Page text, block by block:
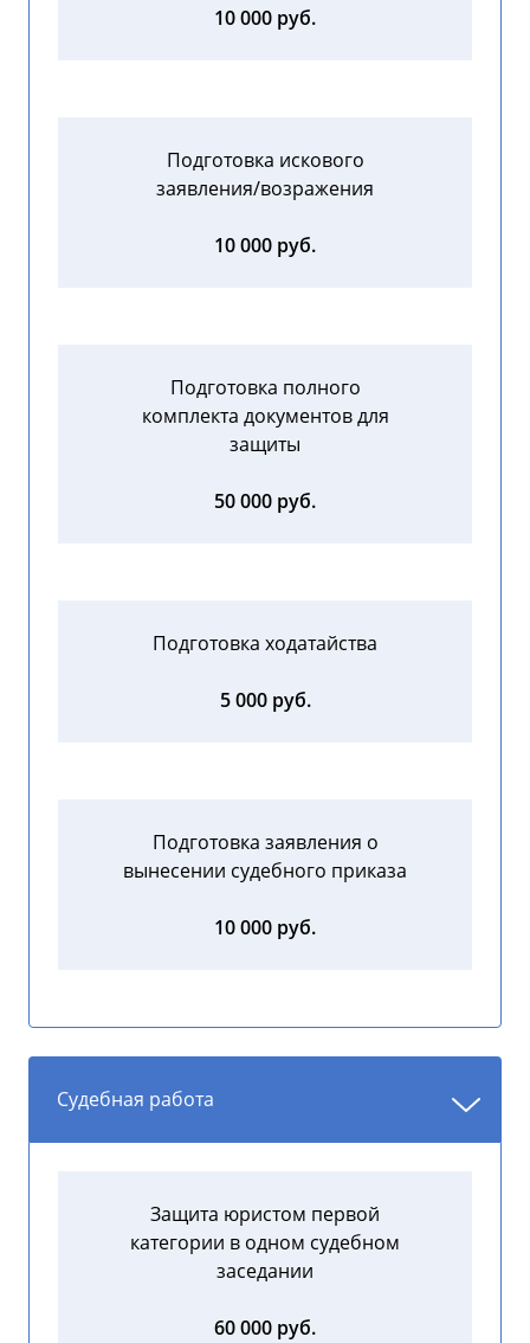
10 000 руб.
Подготовка искового
заявления/возражения
10 000 руб.
Подготовка полного
комплекта документов для
защиты
50 000 руб.
Подготовка ходатайства
5 000 руб.
Подготовка заявления о
вынесении судебного приказа
10 000 руб.
Судебная работа
Защита юристом первой
категории в одном судебном
заседании
60 000 руб.